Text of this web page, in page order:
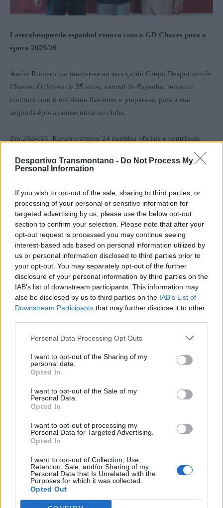
Desportivo Transmontano - Do Not Process My
Personal Information
If you wish to opt-out of the sale, sharing to third parties, or
processing of your personal or sensitive information for
targeted advertising by us, please use the below opt-out
section to confirm your selection. Please note that after your
opt-out request is processed you may continue seeing
interest-based ads based on personal information utilized by
us or personal information disclosed to third parties prior to
your opt-out. You may separately opt-out of the further
disclosure of your personal information by third parties on the
IAB’s list of downstream participants. This information may
also be disclosed by us to third parties on the IAB’s List of
Downstream Participants that may further disclose it to other
Personal Data Processing Opt Outs
I want to opt-out of the Sharing of my
personal data.
Opted In
I want to opt-out of the Sale of my
Personal Data.
Opted In
I want to opt-out of processing my
Personal Data for Targeted Advertising.
Opted In
I want to opt-out of Collection, Use,
Retention, Sale, and/or Sharing of my
Personal Data that Is Unrelated with the
Purposes for which it was collected.
Opted Out
Lateral-esquerdo espanhol renova com o GD Chaves para a
época 2025/26
Aarón Romero vai manter-se ao serviço do Grupo Desportivo de
Chaves. O defesa de 25 anos, natural de Espanha, renovou
contrato com o emblema flaviense e prepara-se para a sua
segunda época consecutiva no clube.
Em 2024/25, Romero somou 24 partidas oficiais e contribuiu
com duas assistências, destacando-se pela consistência defensiva
e entrega em campo.
Artigo anterior
André Neto eleito Melhor
Árbitro da Liga 3 em 2024/25
Próximo artigo
Manuel Fernandes Jr. estreia-
se no TCR World Tour em Vila
Real
Últimas notícias
Miguel Pereira conquista a Taça do Presidente
da Indonésia pelo Persebaya Surabaya